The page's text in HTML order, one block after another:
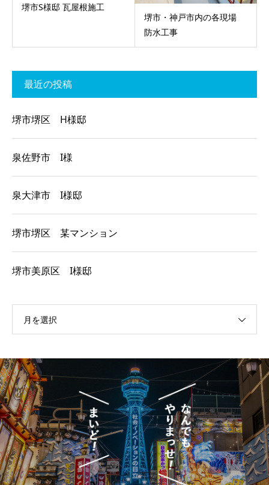
堺市S様邸 瓦屋根施工
堺市・神戸市内の各現場
防水工事
最近の投稿
堺市堺区 H様邸
泉佐野市 I様
泉大津市 I様邸
堺市堺区 某マンション
堺市美原区 I様邸
月を選択